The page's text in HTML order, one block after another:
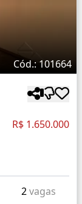
Cód.: 101664
R$ 1.650.000
2vagas